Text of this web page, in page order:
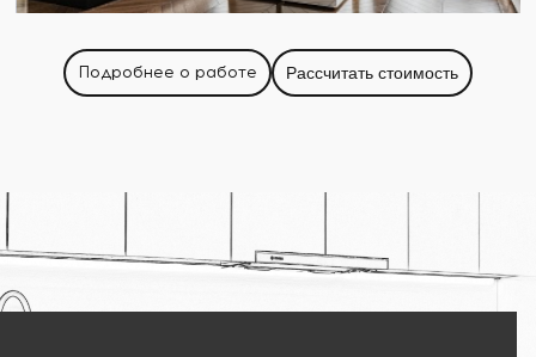
Подробнее о работе Рассчитать стоимость